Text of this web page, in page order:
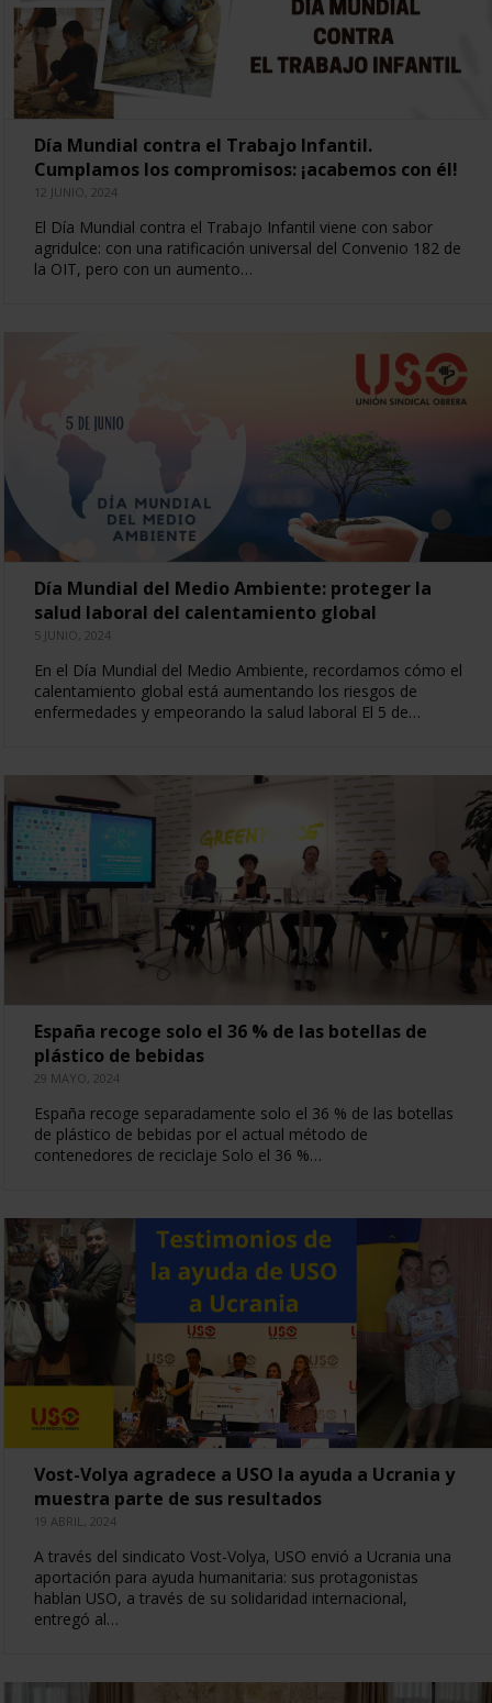
Día Mundial contra el Trabajo Infantil.
Cumplamos los compromisos: ¡acabemos con él!
12 JUNIO, 2024
El Día Mundial contra el Trabajo Infantil viene con sabor
agridulce: con una ratificación universal del Convenio 182 de
la OIT, pero con un aumento…
Día Mundial del Medio Ambiente: proteger la
salud laboral del calentamiento global
5 JUNIO, 2024
En el Día Mundial del Medio Ambiente, recordamos cómo el
calentamiento global está aumentando los riesgos de
enfermedades y empeorando la salud laboral El 5 de…
España recoge solo el 36 % de las botellas de
plástico de bebidas
29 MAYO, 2024
España recoge separadamente solo el 36 % de las botellas
de plástico de bebidas por el actual método de
contenedores de reciclaje Solo el 36 %…
Vost-Volya agradece a USO la ayuda a Ucrania y
muestra parte de sus resultados
19 ABRIL, 2024
A través del sindicato Vost-Volya, USO envió a Ucrania una
aportación para ayuda humanitaria: sus protagonistas
hablan USO, a través de su solidaridad internacional,
entregó al…